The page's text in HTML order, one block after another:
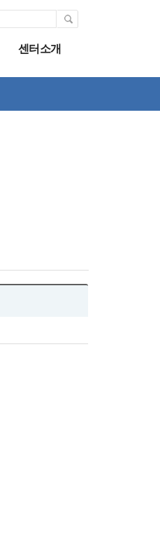
센터소개